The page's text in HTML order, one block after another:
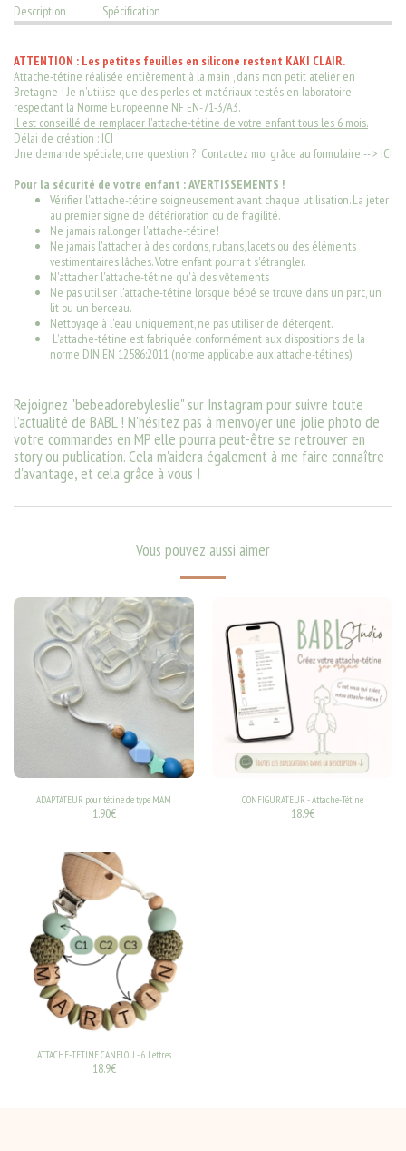
Description Spécification
ATTENTION : Les petites feuilles en silicone restent KAKI CLAIR.
Attache-tétine réalisée entièrement à la main , dans mon petit atelier en
Bretagne ! Je n'utilise que des perles et matériaux testés en laboratoire,
respectant la Norme Européenne NF EN-71-3/A3.
Il est conseillé de remplacer l'attache-tétine de votre enfant tous les 6 mois.
Délai de création : ICI
Une demande spéciale, une question ? Contactez moi grâce au formulaire -- > ICI
Pour la sécurité de votre enfant : AVERTISSEMENTS !
Vérifier l'attache-tétine soigneusement avant chaque utilisation. La jeter
au premier signe de détérioration ou de fragilité.
Ne jamais rallonger l'attache-tétine!
Ne jamais l'attacher à des cordons, rubans, lacets ou des éléments
vestimentaires lâches. Votre enfant pourrait s'étrangler.
N'attacher l'attache-tétine qu'à des vêtements
Ne pas utiliser l'attache-tétine lorsque bébé se trouve dans un parc, un
lit ou un berceau.
Nettoyage à l'eau uniquement, ne pas utiliser de détergent.
L'attache-tétine est fabriquée conformément aux dispositions de la
norme DIN EN 12586:2011 (norme applicable aux attache-tétines)
Rejoignez "bebeadorebyleslie" sur Instagram pour suivre toute
l’actualité de BABL ! N'hésitez pas à m'envoyer une jolie photo de
votre commandes en MP elle pourra peut-être se retrouver en
story ou publication. Cela m'aidera également à me faire connaître
d'avantage, et cela grâce à vous !
Vous pouvez aussi aimer
ADAPTATEUR pour tétine de type MAM
1.90€
CONFIGURATEUR - Attache-Tétine
18.9€
ATTACHE-TETINE CANELOU - 6 Lettres
18.9€